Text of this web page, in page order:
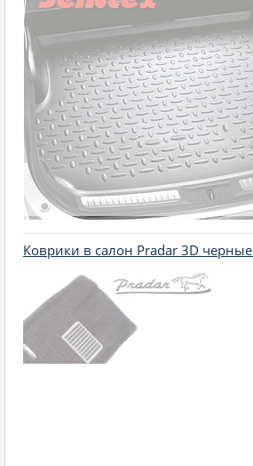
Коврики в салон Pradar 3D